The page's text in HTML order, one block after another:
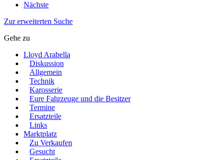
Nächste
Zur erweiterten Suche
Gehe zu
Lloyd Arabella
Diskussion
Allgemein
Technik
Karosserie
Eure Fahrzeuge und die Besitzer
Termine
Ersatzteile
Links
Marktplatz
Zu Verkaufen
Gesucht